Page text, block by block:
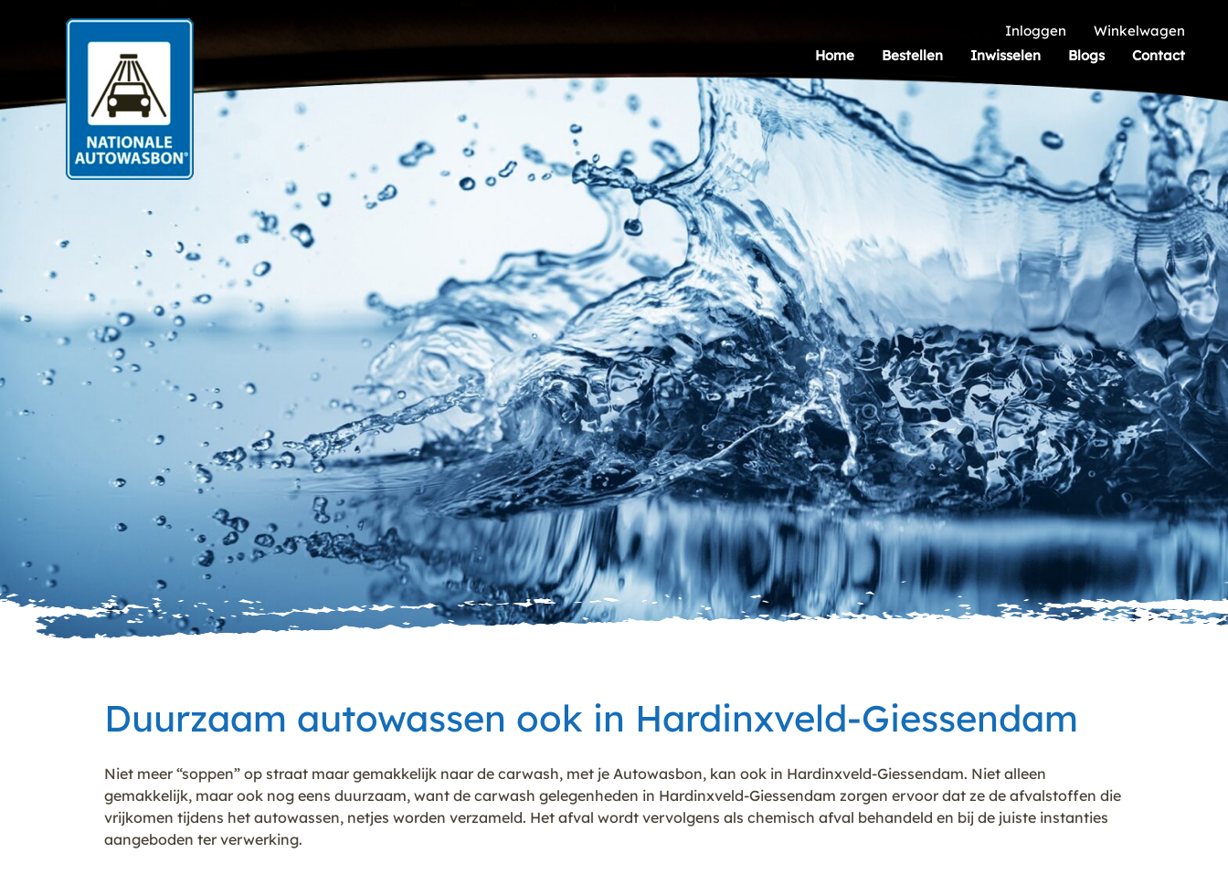
Home Bestellen Inwisselen Blogs Contact
Inloggen Winkelwagen
Duurzaam autowassen ook in Hardinxveld-Giessendam
Niet meer “soppen” op straat maar gemakkelijk naar de carwash, met je Autowasbon, kan ook in Hardinxveld-Giessendam. Niet alleen
gemakkelijk, maar ook nog eens duurzaam, want de carwash gelegenheden in Hardinxveld-Giessendam zorgen ervoor dat ze de afvalstoffen die
vrijkomen tijdens het autowassen, netjes worden verzameld. Het afval wordt vervolgens als chemisch afval behandeld en bij de juiste instanties
aangeboden ter verwerking.